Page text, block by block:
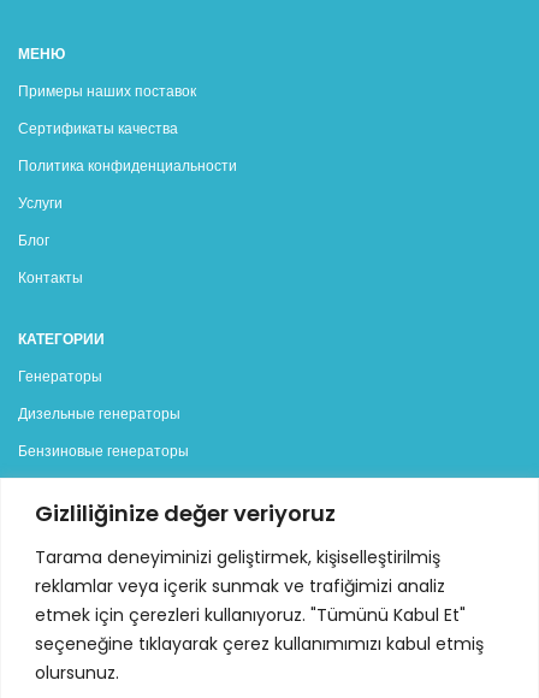
Gizliliğinize değer veriyoruz
Tarama deneyiminizi geliştirmek, kişiselleştirilmiş
reklamlar veya içerik sunmak ve trafiğimizi analiz
etmek için çerezleri kullanıyoruz. "Tümünü Kabul Et"
seçeneğine tıklayarak çerez kullanımımızı kabul etmiş
olursunuz.
МЕНЮ
Примеры наших поставок
Сертификаты качества
Политика конфиденциальности
Услуги
Блог
Контакты
КАТЕГОРИИ
Генераторы
Дизельные генераторы
Бензиновые генераторы
Контакты
Стамбульская организованная кожаная промышленная
зона, Sama Cad. (12 Road), No:7 34957 Тузла - Стамбул
Телефон : +90 216 313 42 77 - 78 pbx
Электронная почта: